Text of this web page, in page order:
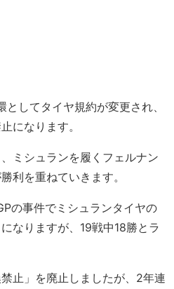
してタイヤ規約が変更され、
になります。
ミシュランを履くフェルナン
利を重ねていきます。
の事件でミシュランタイヤの
なりますが、19戦中18勝とラ
止」を廃止しましたが、2年連